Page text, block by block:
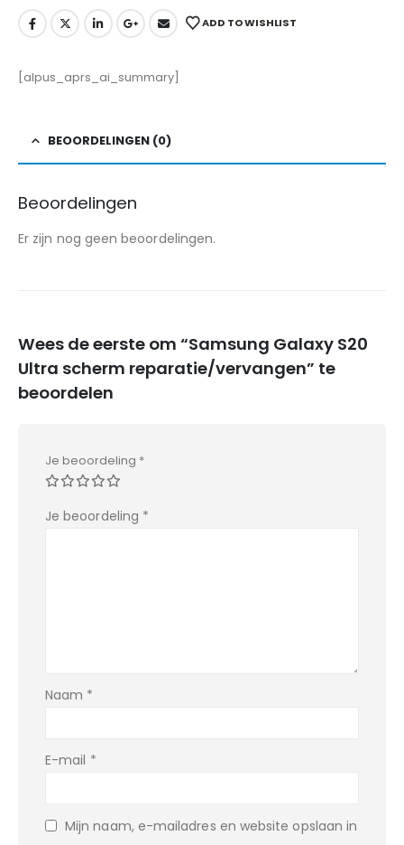
ADD TO WISHLIST
[alpus_aprs_ai_summary]
BEOORDELINGEN (0)
Beoordelingen
Er zijn nog geen beoordelingen.
Wees de eerste om “Samsung Galaxy S20
Ultra scherm reparatie/vervangen” te
beoordelen
Je beoordeling *
Je beoordeling *
Naam *
E-mail *
Mijn naam, e-mailadres en website opslaan in